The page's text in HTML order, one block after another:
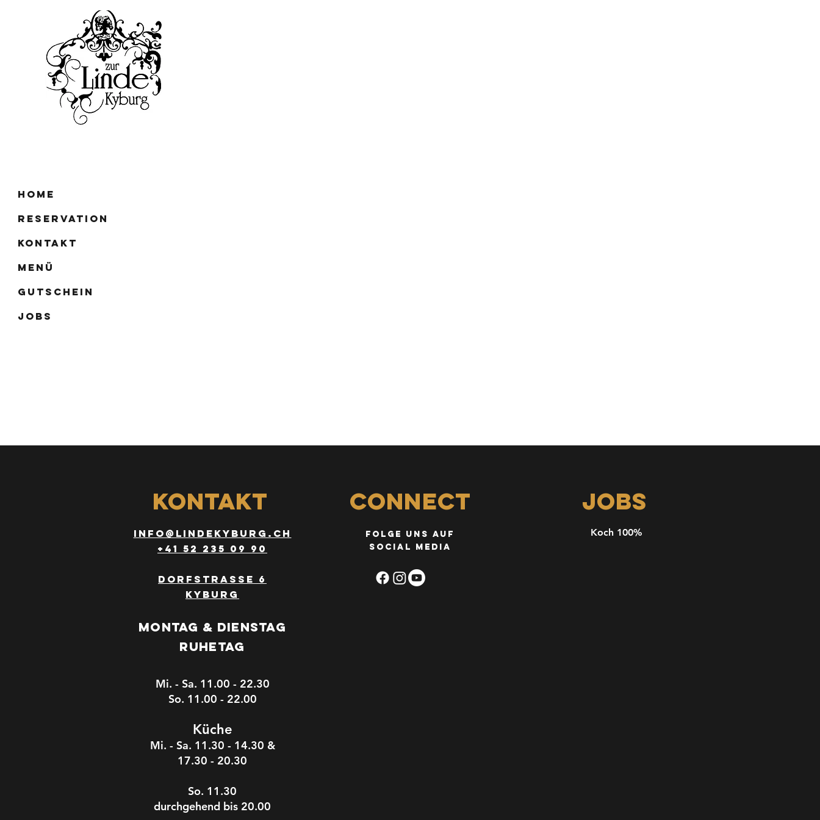
Home
Reservation
Kontakt
Menü
Gutschein
Jobs
Kontakt
info@lindekyburg.ch
+41 52 235 09 90
Dorfstrasse 6
Kyburg
Montag & Dienstag
Ruhetag
Mi. - Sa. 11.00 - 22.30
So. 11.00 - 22.00
Küche
Mi. - Sa. 11.30 - 14.30 &
17.30 - 20.30
So. 11.30
durchgehend bis 20.00
Connect
FOLGE uns auf
social media
JOBS
Koch 100%